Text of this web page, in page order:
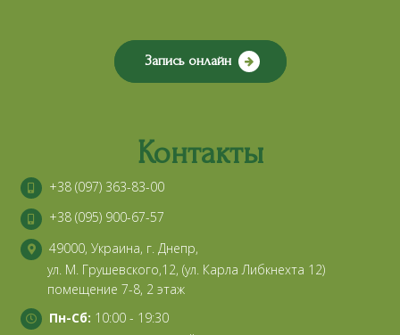
Запись онлайн
Контакты
+38 (097) 363-83-00
+38 (095) 900-67-57
49000, Украина, г. Днепр,
ул. М. Грушевского,12, (ул. Карла Либкнехта 12)
помещение 7-8, 2 этаж
Пн-Сб: 10:00 - 19:30